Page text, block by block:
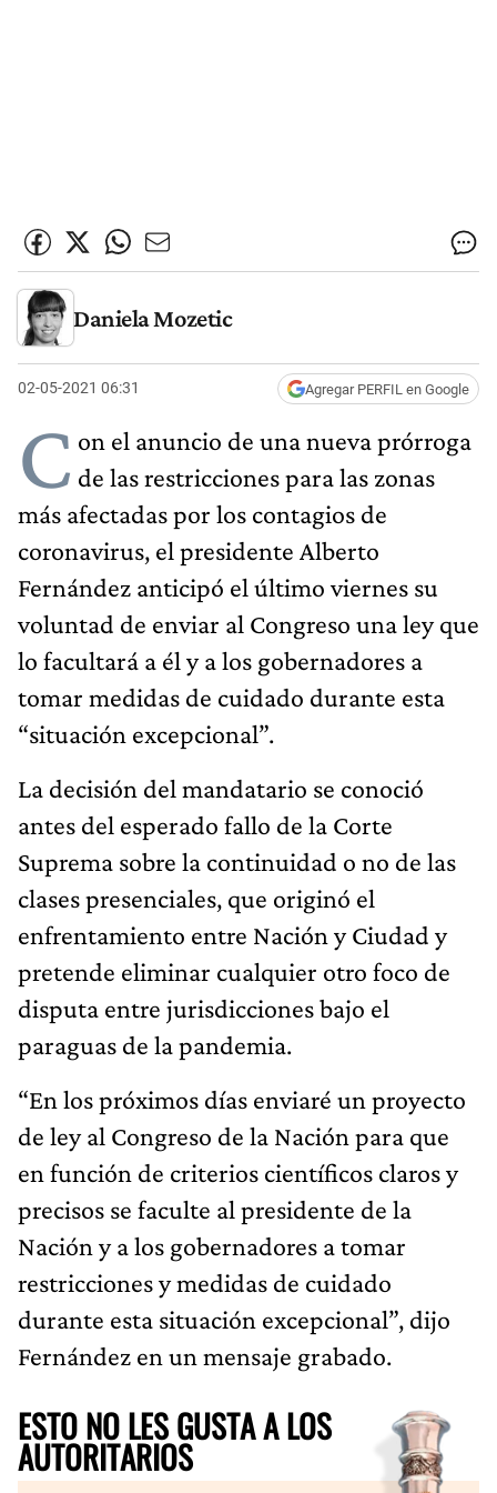
Daniela Mozetic
02-05-2021 06:31 Agregar PERFIL en Google
C on el anuncio de una nueva prórroga
de las restricciones para las zonas
más afectadas por los contagios de
coronavirus, el presidente Alberto
Fernández anticipó el último viernes su
voluntad de enviar al Congreso una ley que
lo facultará a él y a los gobernadores a
tomar medidas de cuidado durante esta
“situación excepcional”.
La decisión del mandatario se conoció
antes del esperado fallo de la Corte
Suprema sobre la continuidad o no de las
clases presenciales, que originó el
enfrentamiento entre Nación y Ciudad y
pretende eliminar cualquier otro foco de
disputa entre jurisdicciones bajo el
paraguas de la pandemia.
“En los próximos días enviaré un proyecto
de ley al Congreso de la Nación para que
en función de criterios científicos claros y
precisos se faculte al presidente de la
Nación y a los gobernadores a tomar
restricciones y medidas de cuidado
durante esta situación excepcional”, dijo
Fernández en un mensaje grabado.
ESTO NO LES GUSTA A LOS
AUTORITARIOS